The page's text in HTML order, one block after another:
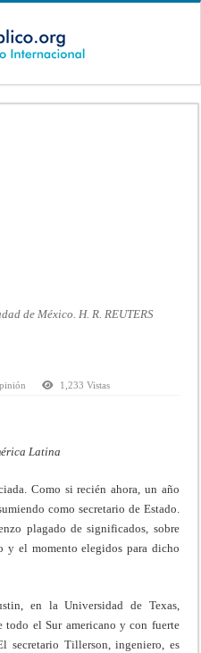
de México. H. R. REUTERS
1,233 Vistas
Latina
Como si recién ahora, un año
como secretario de Estado.
plagado de significados, sobre
el momento elegidos para dicho
en la Universidad de Texas,
todo el Sur americano y con fuerte
secretario Tillerson, ingeniero, es